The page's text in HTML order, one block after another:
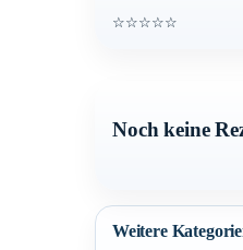
☆☆☆☆☆
Noch keine
Weitere